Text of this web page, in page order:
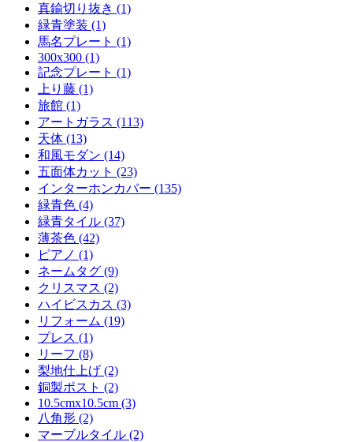
真鍮切り抜き (1)
緑青塗装 (1)
馬名プレート (1)
300x300 (1)
記念プレート (1)
上り藤 (1)
旅館 (1)
アートガラス (113)
天体 (13)
和風モダン (14)
五面体カット (23)
インターホンカバー (135)
緑青色 (4)
緑青タイル (37)
薄茶色 (42)
ピアノ (1)
ネームタグ (9)
クリスマス (2)
ハイビスカス (3)
リフォーム (19)
プレス (1)
リーフ (8)
梨地仕上げ (2)
銅製ポスト (2)
10.5cmx10.5cm (3)
八角形 (2)
マーブルタイル (2)